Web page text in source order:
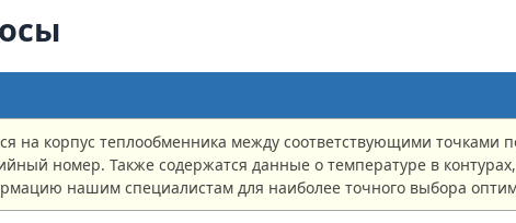
на корпус теплообменника между соответствующими
номер. Также содержатся данные о температуре в
нашим специалистам для наиболее точного выбора